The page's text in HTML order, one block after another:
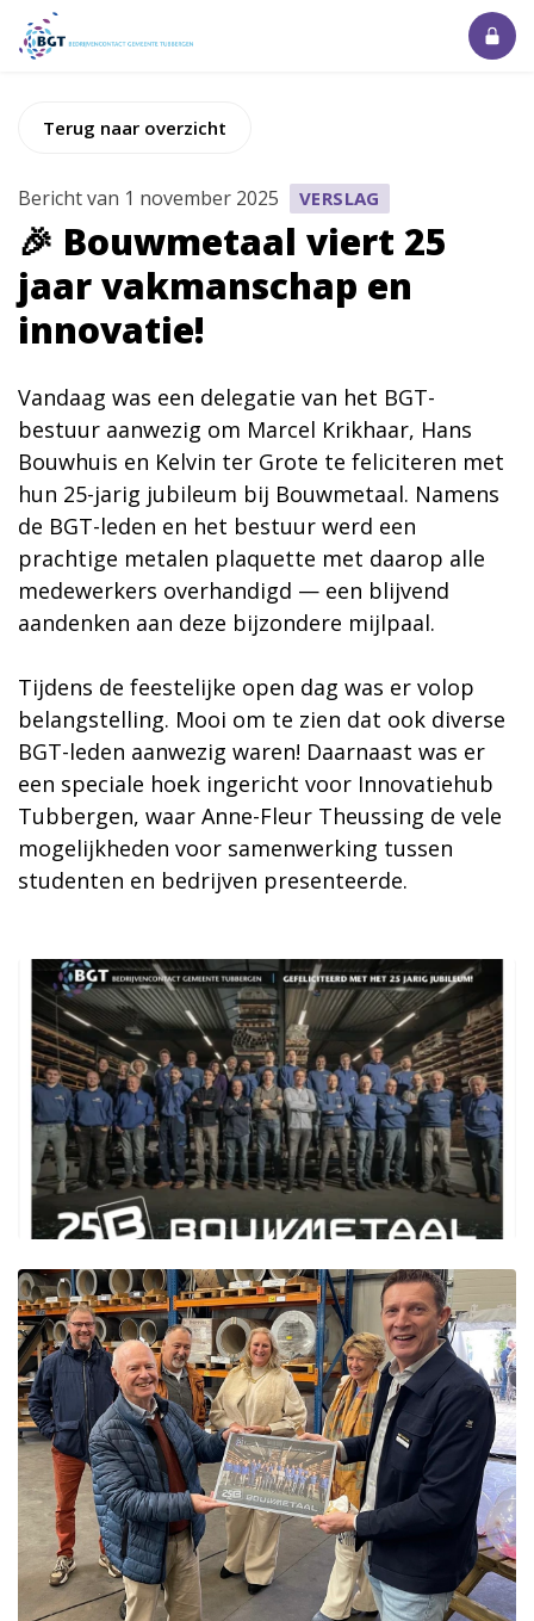
Terug naar overzicht
Bericht van 1 november 2025 VERSLAG
🎉 Bouwmetaal viert 25
jaar vakmanschap en
innovatie!
Vandaag was een delegatie van het BGT-
bestuur aanwezig om Marcel Krikhaar, Hans
Bouwhuis en Kelvin ter Grote te feliciteren met
hun 25-jarig jubileum bij Bouwmetaal. Namens
de BGT-leden en het bestuur werd een
prachtige metalen plaquette met daarop alle
medewerkers overhandigd — een blijvend
aandenken aan deze bijzondere mijlpaal.
Tijdens de feestelijke open dag was er volop
belangstelling. Mooi om te zien dat ook diverse
BGT-leden aanwezig waren! Daarnaast was er
een speciale hoek ingericht voor Innovatiehub
Tubbergen, waar Anne-Fleur Theussing de vele
mogelijkheden voor samenwerking tussen
studenten en bedrijven presenteerde.